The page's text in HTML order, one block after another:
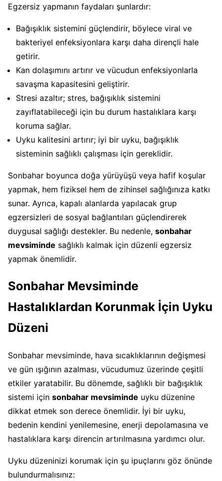
Egzersiz yapmanın faydaları şunlardır:
Bağışıklık sistemini güçlendirir, böylece viral ve
bakteriyel enfeksiyonlara karşı daha dirençli hale
getirir.
Kan dolaşımını artırır ve vücudun enfeksiyonlarla
savaşma kapasitesini geliştirir.
Stresi azaltır; stres, bağışıklık sistemini
zayıflatabileceği için bu durum hastalıklara karşı
koruma sağlar.
Uyku kalitesini artırır; iyi bir uyku, bağışıklık
sisteminin sağlıklı çalışması için gereklidir.
Sonbahar boyunca doğa yürüyüşü veya hafif koşular
yapmak, hem fiziksel hem de zihinsel sağlığınıza katkı
sunar. Ayrıca, kapalı alanlarda yapılacak grup
egzersizleri de sosyal bağlantıları güçlendirerek
duygusal sağlığı destekler. Bu nedenle, sonbahar
mevsiminde sağlıklı kalmak için düzenli egzersiz
yapmak önemlidir.
Sonbahar Mevsiminde
Hastalıklardan Korunmak İçin Uyku
Düzeni
Sonbahar mevsiminde, hava sıcaklıklarının değişmesi
ve gün ışığının azalması, vücudumuz üzerinde çeşitli
etkiler yaratabilir. Bu dönemde, sağlıklı bir bağışıklık
sistemi için sonbahar mevsiminde uyku düzenine
dikkat etmek son derece önemlidir. İyi bir uyku,
bedenin kendini yenilemesine, enerji depolamasına ve
hastalıklara karşı direncin artırılmasına yardımcı olur.
Uyku düzeninizi korumak için şu ipuçlarını göz önünde
bulundurmalısınız: